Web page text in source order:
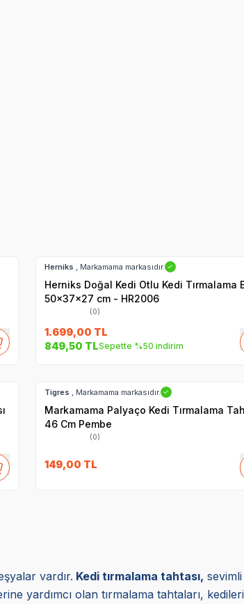
Herniks , Markamama markasıdır. ✓
Herniks Doğal Kedi Otlu Kedi Tırmalama
50x37x27 cm - HR2006
(0)
1.699,00 TL
849,50 TLSepette %50 indirim
Tigres , Markamama markasıdır. ✓
Markamama Palyaço Kedi Tırmalama
46 Cm Pembe
(0)
149,00 TL
vardır. Kedi tırmalama tahtası, sevimli
yardımcı olan tırmalama tahtaları,